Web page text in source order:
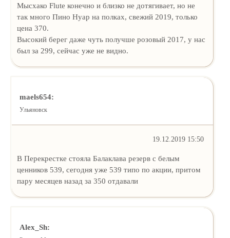
Мысхако Flute конечно и близко не дотягивает, но не
так много Пино Нуар на полках, свежий 2019, только
цена 370.
Высокий берег даже чуть получше розовый 2017, у нас
был за 299, сейчас уже не видно.
maels654:
Ульяновск
19.12.2019 15:50
В Перекрестке стояла Балаклава резерв с белым
ценников 539, сегодня уже 539 типо по акции, притом
пару месяцев назад за 350 отдавали
Alex_Sh: